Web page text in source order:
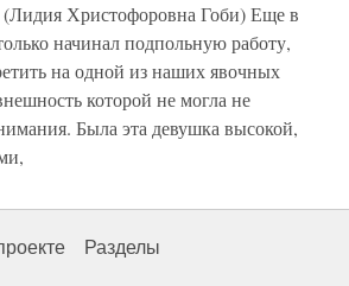
Христофоровна Гоби) Еще в
начинал подпольную работу,
на одной из наших явочных
которой не могла не
Была эта девушка высокой,
Разделы